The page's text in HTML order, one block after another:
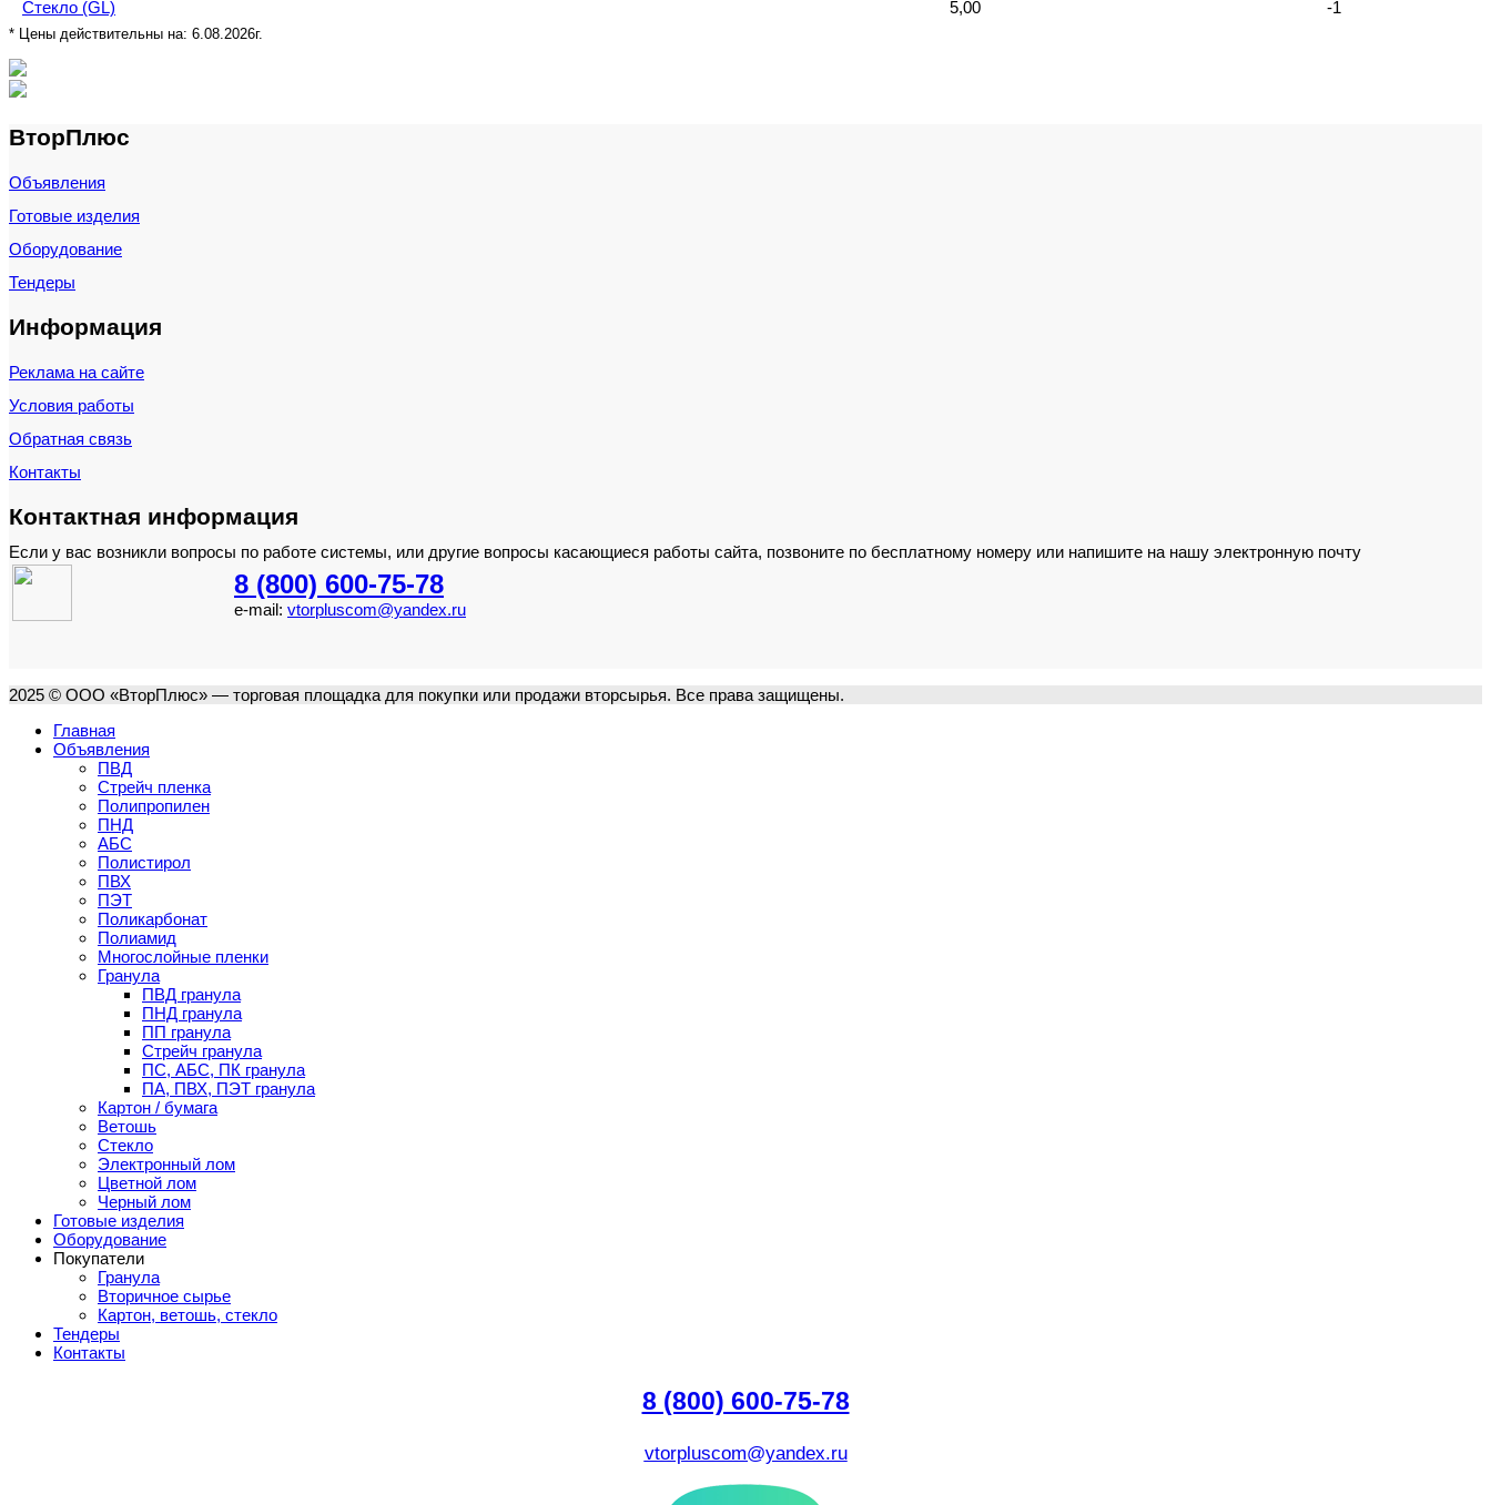
Стекло (GL)
5,00 -1
* Цены действительны на: 6.08.2026г.
ВторПлюс
Объявления
Готовые изделия
Оборудование
Тендеры
Информация
Реклама на сайте
Условия работы
Обратная связь
Контакты
Контактная информация
Если у вас возникли вопросы по работе системы, или другие вопросы касающиеся работы сайта, позвоните по бесплатному номеру или напишите на нашу электронную почту
8 (800) 600-75-78
e-mail: vtorpluscom@yandex.ru
2025 © ООО «ВторПлюс» — торговая площадка для покупки или продажи вторсырья. Все права защищены.
Главная
Объявления
ПВД
Стрейч пленка
Полипропилен
ПНД
АБС
Полистирол
ПВХ
ПЭТ
Поликарбонат
Полиамид
Многослойные пленки
Гранула
ПВД гранула
ПНД гранула
ПП гранула
Стрейч гранула
ПС, АБС, ПК гранула
ПА, ПВХ, ПЭТ гранула
Картон / бумага
Ветошь
Стекло
Электронный лом
Цветной лом
Черный лом
Готовые изделия
Оборудование
Покупатели
Гранула
Вторичное сырье
Картон, ветошь, стекло
Тендеры
Контакты
8 (800) 600-75-78
vtorpluscom@yandex.ru